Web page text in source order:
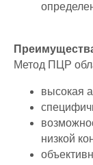
Метод ПЦР
высокая
низкой